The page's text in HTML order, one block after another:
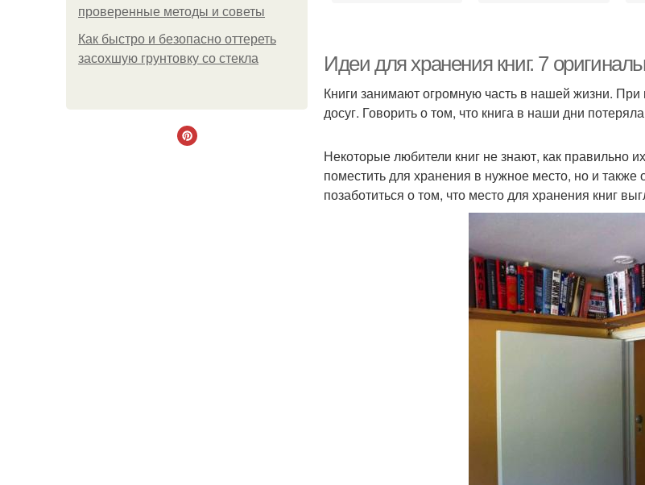
проверенные методы и советы
Как быстро и безопасно оттереть
засохшую грунтовку со стекла
Идеи для хранения книг. 7
Книги занимают огромную часть в нашей жизни.
досуг. Говорить о том, что книга в наши дни
Некоторые любители книг не знают, как правильно
поместить для хранения в нужное место, но и
позаботиться о том, что место для хранения книг